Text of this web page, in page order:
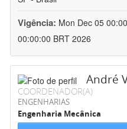
Vigência: Mon Dec 05
00:00:00 BRT 2026
André
COORDENADOR(A)
ENGENHARIAS
Engenharia Mecânica